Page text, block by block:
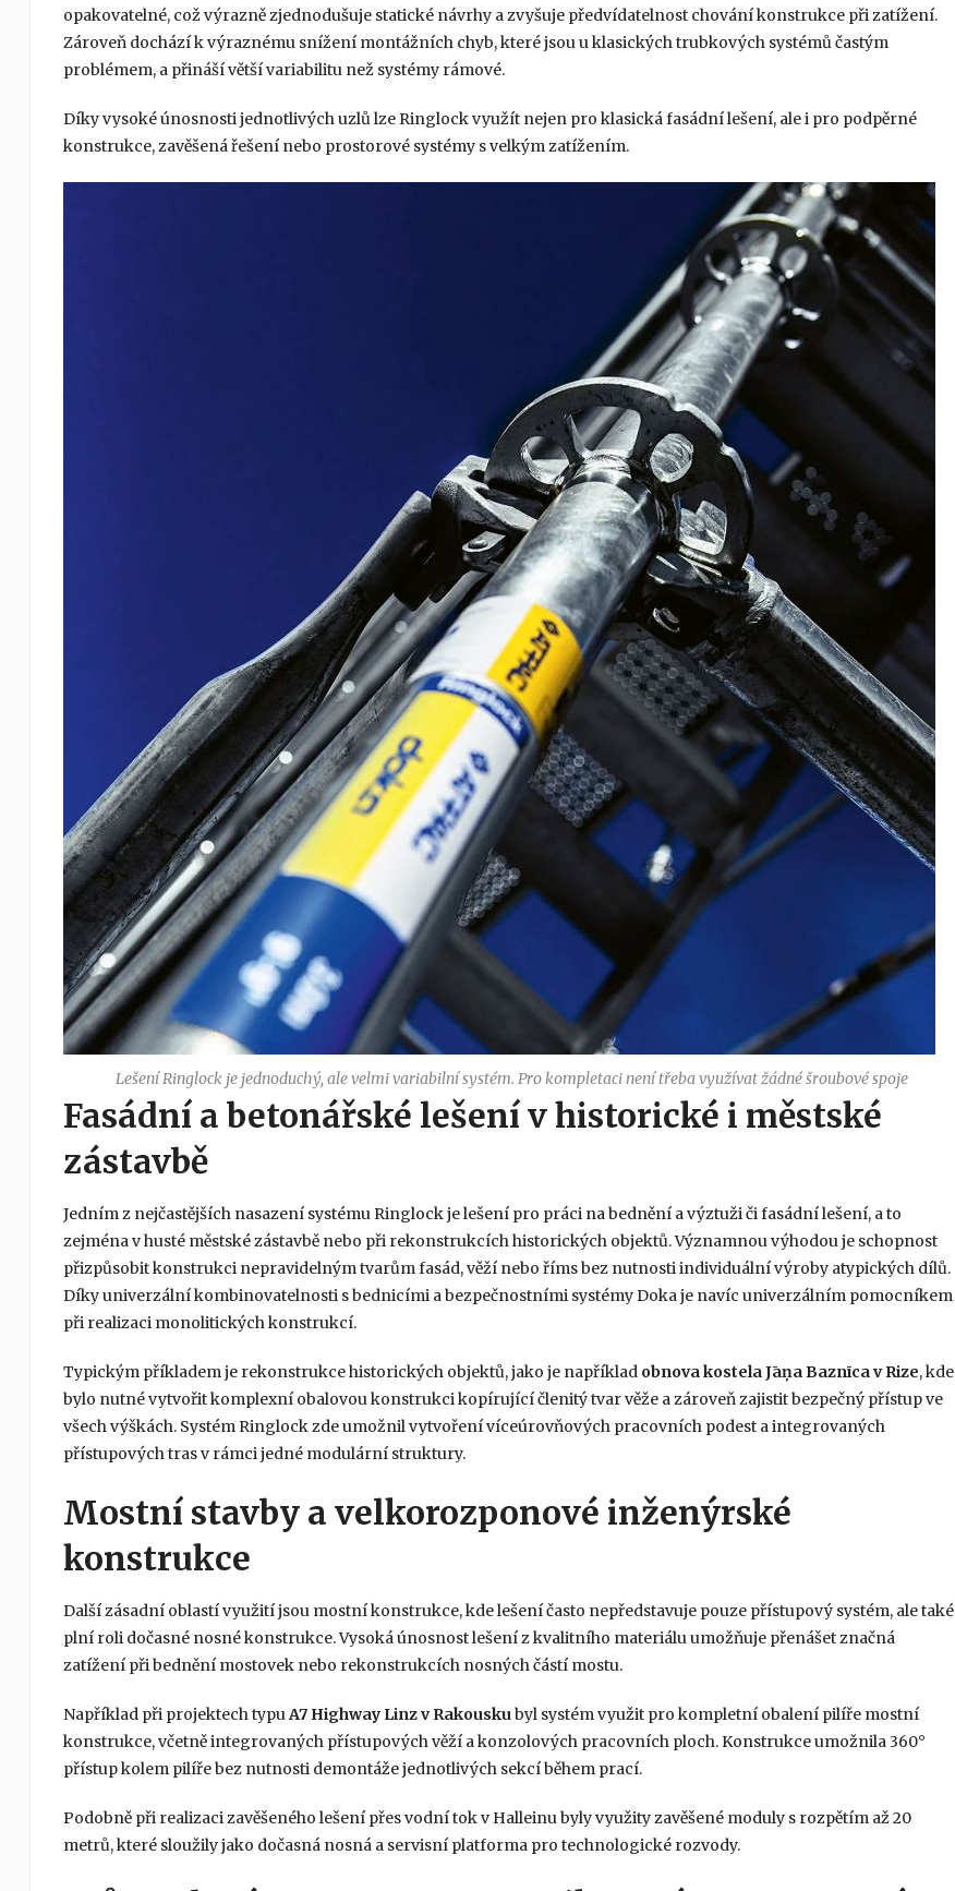
opakovatelné, což výrazně zjednodušuje statické návrhy a zvyšuje předvídatelnost chování konstrukce při zatížení.
Zároveň dochází k výraznému snížení montážních chyb, které jsou u klasických trubkových systémů častým
problémem, a přináší větší variabilitu než systémy rámové.
Díky vysoké únosnosti jednotlivých uzlů lze Ringlock využít nejen pro klasická fasádní lešení, ale i pro podpěrné
konstrukce, zavěšená řešení nebo prostorové systémy s velkým zatížením.
Lešení Ringlock je jednoduchý, ale velmi variabilní systém. Pro kompletaci není třeba využívat žádné šroubové spoje
Fasádní a betonářské lešení v historické i městské
zástavbě
Jedním z nejčastějších nasazení systému Ringlock je lešení pro práci na bednění a výztuži či fasádní lešení, a to
zejména v husté městské zástavbě nebo při rekonstrukcích historických objektů. Významnou výhodou je schopnost
přizpůsobit konstrukci nepravidelným tvarům fasád, věží nebo říms bez nutnosti individuální výroby atypických dílů.
Díky univerzální kombinovatelnosti s bednicími a bezpečnostními systémy Doka je navíc univerzálním pomocníkem
při realizaci monolitických konstrukcí.
Typickým příkladem je rekonstrukce historických objektů, jako je například obnova kostela Jāņa Baznīca v Rize, kde
bylo nutné vytvořit komplexní obalovou konstrukci kopírující členitý tvar věže a zároveň zajistit bezpečný přístup ve
všech výškách. Systém Ringlock zde umožnil vytvoření víceúrovňových pracovních podest a integrovaných
přístupových tras v rámci jedné modulární struktury.
Mostní stavby a velkorozponové inženýrské
konstrukce
Další zásadní oblastí využití jsou mostní konstrukce, kde lešení často nepředstavuje pouze přístupový systém, ale také
plní roli dočasné nosné konstrukce. Vysoká únosnost lešení z kvalitního materiálu umožňuje přenášet značná
zatížení při bednění mostovek nebo rekonstrukcích nosných částí mostu.
Například při projektech typuA7 Highway Linz v Rakouskubyl systém využit pro kompletní obalení pilíře mostní
konstrukce, včetně integrovaných přístupových věží a konzolových pracovních ploch. Konstrukce umožnila 360°
přístup kolem pilíře bez nutnosti demontáže jednotlivých sekcí během prací.
Podobně při realizaci zavěšeného lešení přes vodní tok v Halleinu byly využity zavěšené moduly s rozpětím až 20
metrů, které sloužily jako dočasná nosná a servisní platforma pro technologické rozvody.